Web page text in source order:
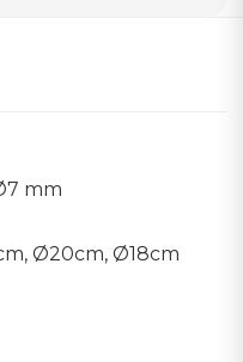
mm
Ø20cm, Ø18cm